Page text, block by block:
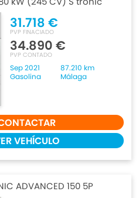
31.718 €
PVP FINACIADO
34.890 €
PVP CONTADO
Sep 2021
87.210 km
Gasolina
Málaga
VEHÍCULO
ADVANCED 150 5P